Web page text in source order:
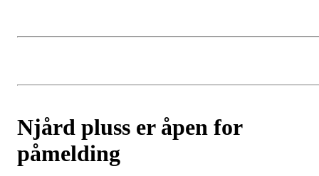
Njård pluss er åpen for
påmelding